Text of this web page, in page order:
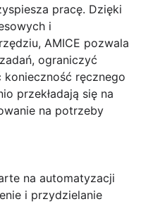
pracę. Dzięki
i
AMICE pozwala
ograniczyć
konieczność ręcznego
przekładają się na
na potrzeby
na automatyzacji
i przydzielanie